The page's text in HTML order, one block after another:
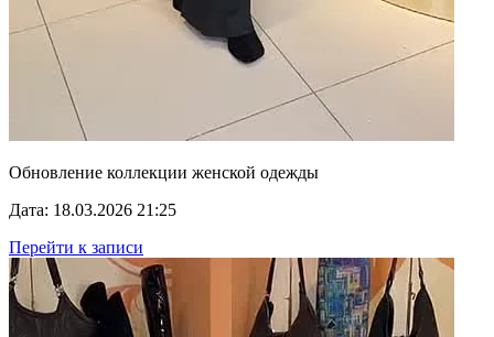
Обновление коллекции женской одежды
Дата: 18.03.2026 21:25
Перейти к записи